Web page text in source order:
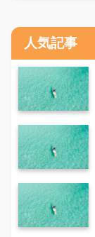
人気記事